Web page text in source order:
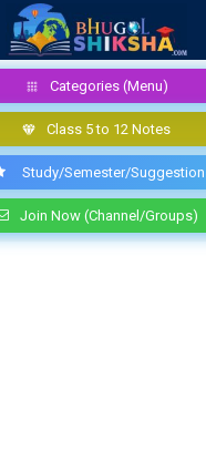
Categories (Menu)
Class 5 to 12 Notes
Study/Semester/Suggestion
Join Now (Channel/Groups)